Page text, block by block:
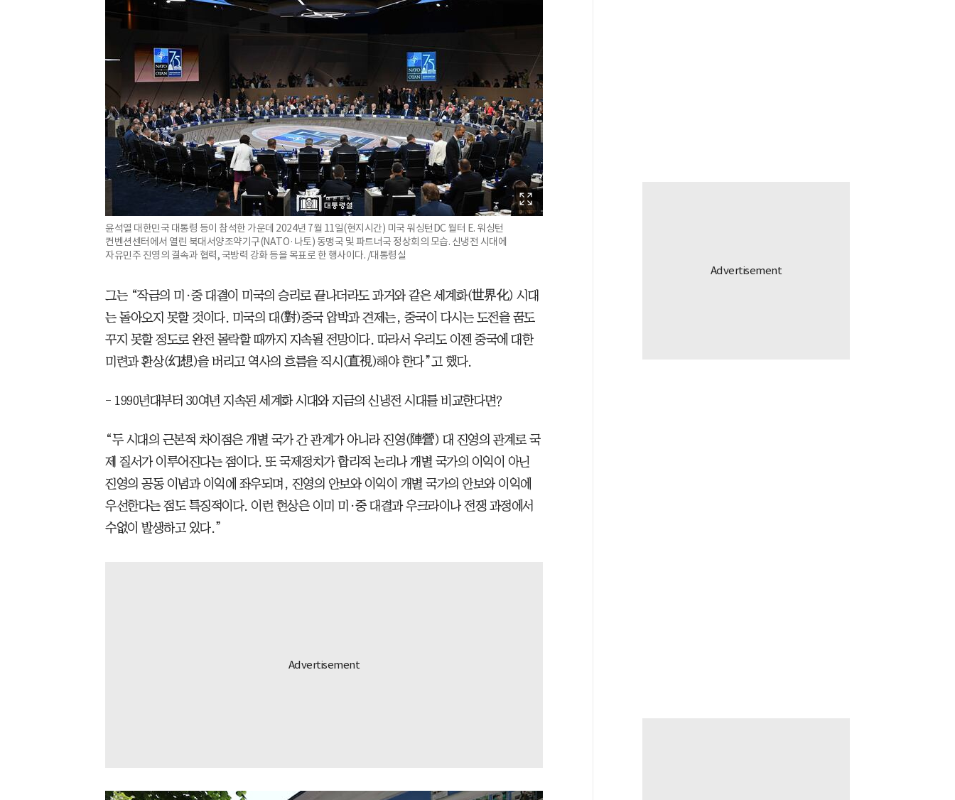
윤석열 대한민국 대통령 등이 참석한 가운데 2024년 7월 11일(현지시간) 미국 워싱턴DC 월터 E. 워싱턴
컨벤션센터에서 열린 북대서양조약기구(NATO·나토) 동맹국 및 파트너국 정상회의 모습. 신냉전 시대에
자유민주 진영의 결속과 협력, 국방력 강화 등을 목표로 한 행사이다. /대통령실
그는 “작금의 미·중 대결이 미국의 승리로 끝나더라도 과거와 같은 세계화(世界化) 시대
는 돌아오지 못할 것이다. 미국의 대(對)중국 압박과 견제는, 중국이 다시는 도전을 꿈도
꾸지 못할 정도로 완전 몰락할 때까지 지속될 전망이다. 따라서 우리도 이젠 중국에 대한
미련과 환상(幻想)을 버리고 역사의 흐름을 직시(直視)해야 한다”고 했다.
- 1990년대부터 30여년 지속된 세계화 시대와 지금의 신냉전 시대를 비교한다면?
“두 시대의 근본적 차이점은 개별 국가 간 관계가 아니라 진영(陣營) 대 진영의 관계로 국
제 질서가 이루어진다는 점이다. 또 국제정치가 합리적 논리나 개별 국가의 이익이 아닌
진영의 공동 이념과 이익에 좌우되며, 진영의 안보와 이익이 개별 국가의 안보와 이익에
우선한다는 점도 특징적이다. 이런 현상은 이미 미·중 대결과 우크라이나 전쟁 과정에서
수없이 발생하고 있다.”